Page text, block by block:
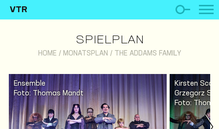
VTR
SPIELPLAN
HOME / MONATSPLAN / THE ADDAMS FAMILY
Ensemble
Foto: Thomas Mandt
Kirsten
Grzegorz
Foto: